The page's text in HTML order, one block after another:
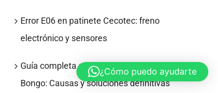
Error E06 en patinete Cecotec: freno
electrónico y sensores
Guía completa sobre el error E05 en Cecotec
Bongo: Causas y soluciones definitivas
¿Cómo puedo ayudarte